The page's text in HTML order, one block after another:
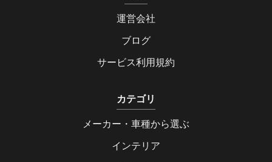
運営会社
ブログ
サービス利用規約
カテゴリ
メーカー・車種から選ぶ
インテリア